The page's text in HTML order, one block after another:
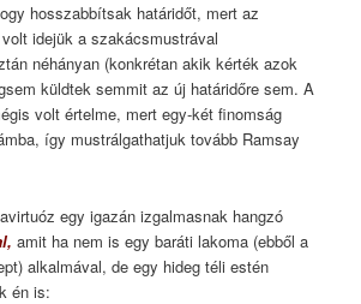
hosszabbítsak határidőt, mert az
idejük a szakácsmustrával
néhányan (konkrétan akik kérték azok
küldtek semmit az új határidőre sem. A
volt értelme, mert egy-két finomság
így mustrálgathatjuk tovább Ramsay
egy igazán izgalmasnak hangzó
amit ha nem is egy baráti lakoma (ebből a
alkalmával, de egy hideg téli estén
én is: